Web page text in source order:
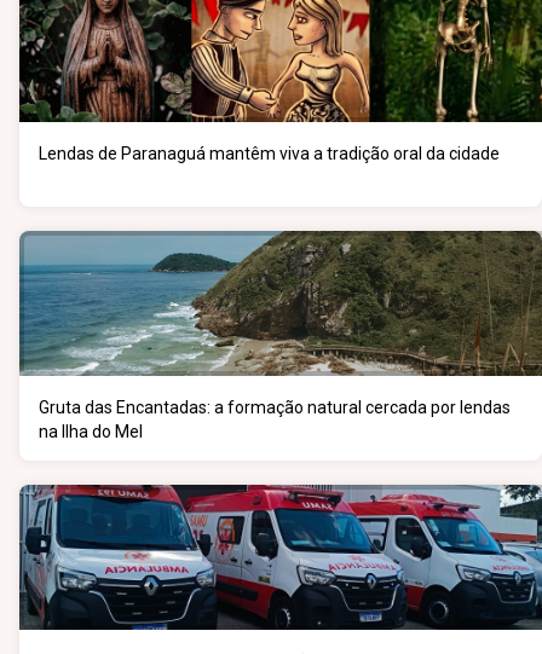
Lendas de Paranaguá mantêm viva a tradição oral da cidade
Gruta das Encantadas: a formação natural cercada por lendas
na Ilha do Mel